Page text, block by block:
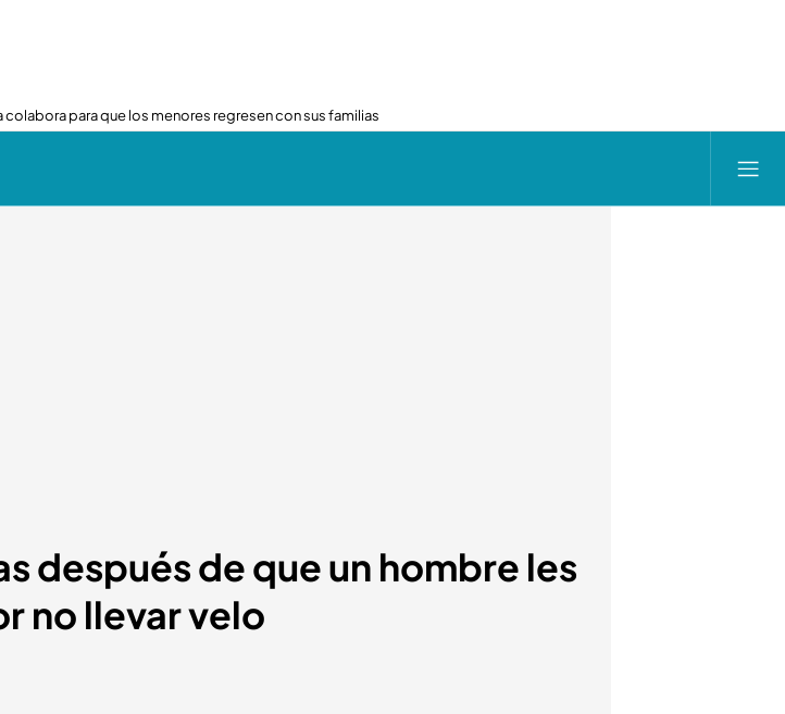
para que los menores regresen con sus familias
después de que un hombre les
no llevar velo